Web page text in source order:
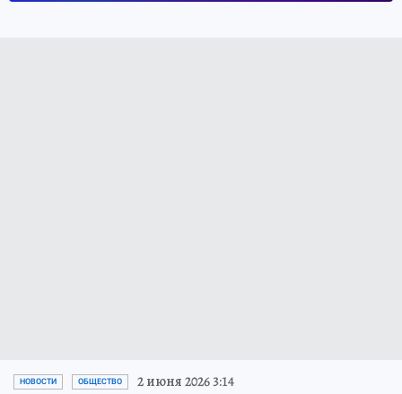
НОВОСТИ ОБЩЕСТВО 2 июня 2026 3:14